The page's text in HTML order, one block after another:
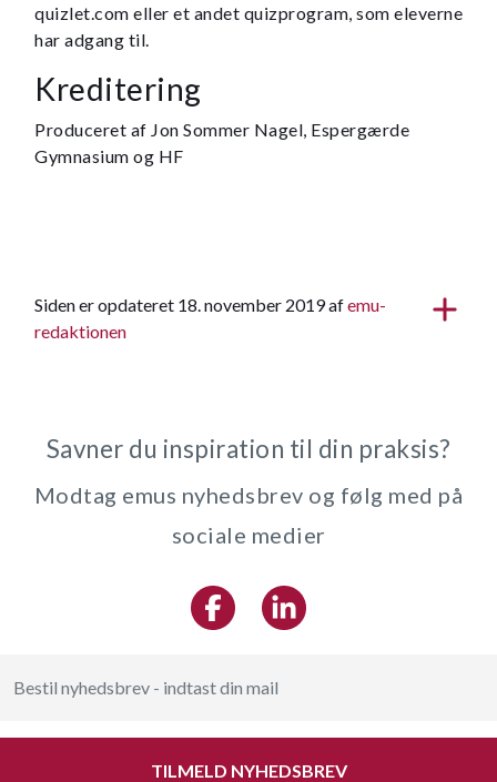
quizlet.com eller et andet quizprogram, som eleverne
har adgang til.
Kreditering
Produceret af Jon Sommer Nagel, Espergærde
Gymnasium og HF
Siden er opdateret 18. november 2019 afemu-
redaktionen
Savner du inspiration til din praksis?
Modtag emus nyhedsbrev og følg med på
sociale medier
TILMELD NYHEDSBREV